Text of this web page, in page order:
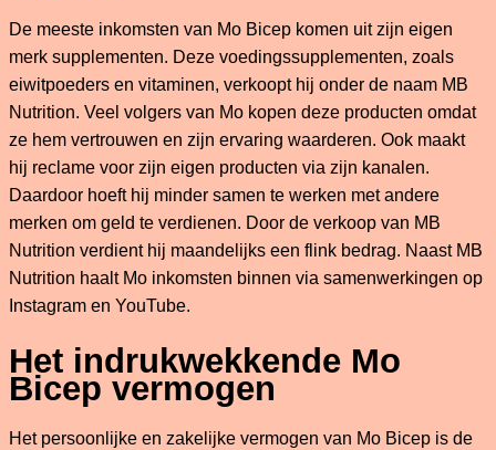
De meeste inkomsten van Mo Bicep komen uit zijn eigen
merk supplementen. Deze voedingssupplementen, zoals
eiwitpoeders en vitaminen, verkoopt hij onder de naam MB
Nutrition. Veel volgers van Mo kopen deze producten omdat
ze hem vertrouwen en zijn ervaring waarderen. Ook maakt
hij reclame voor zijn eigen producten via zijn kanalen.
Daardoor hoeft hij minder samen te werken met andere
merken om geld te verdienen. Door de verkoop van MB
Nutrition verdient hij maandelijks een flink bedrag. Naast MB
Nutrition haalt Mo inkomsten binnen via samenwerkingen op
Instagram en YouTube.
Het indrukwekkende Mo
Bicep vermogen
Het persoonlijke en zakelijke vermogen van Mo Bicep is de